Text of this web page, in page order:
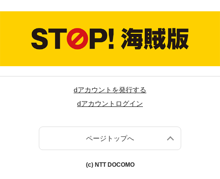
dアカウントを発行する
dアカウントログイン
ページトップへ
(c) NTT DOCOMO